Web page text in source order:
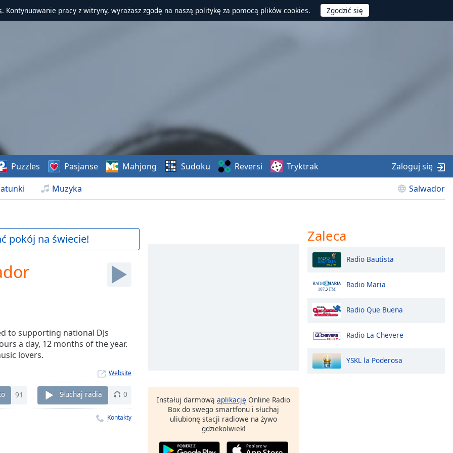
. Kontynuowanie pracy z witryny, wyrażasz zgodę na naszą politykę za pomocą plików cookies.
Muzyka Salwador
Puzzles Pasjanse Mahjong Sudoku Reversi Tryktrak Zaloguj się
pokój na świecie!
to supporting national DJs
a day, 12 months of the year.
lovers.
Website
91 Słuchaj radia 0
Kontakty
Instałuj darmową aplikację Online Radio
Box do swego smartfonu i słuchaj
uliubionę stacji radiowe na żywo
gdziekolwiek!
Zaleca
Radio Bautista
Radio Maria
Radio Que Buena
Radio La Chevere
YSKL la Poderosa